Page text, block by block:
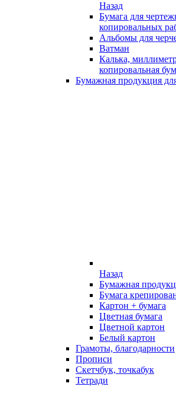
Назад
Бумага для
копировальных
Альбомы для
Ватман
Калька,
копировальная
Бумажная продукция
Назад
Бумажная
Бумага
Картон + бумага
Цветная бумага
Цветной картон
Белый картон
Грамоты, благодарности
Прописи
Скетчбук, точкабук
Тетради